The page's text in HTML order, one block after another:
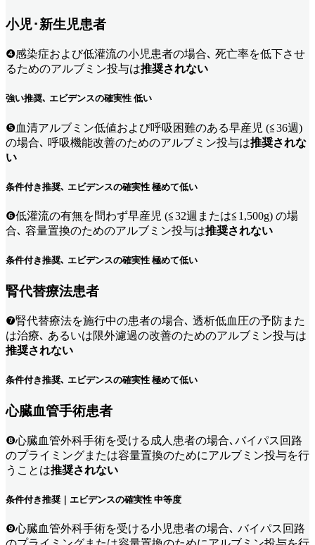
小児･新生児患者
❹感染症および低灌流の小児患者の場合､ 死亡率を低下させ
るためのアルブミン投与は推奨されない
強い推奨､ エビデンスの確実性 低い
❺血清アルブミン低値および呼吸困難のある早産児 (≦36週)
の場合､ 呼吸機能改善のためのアルブミン投与は推奨されな
い
条件付き推奨､ エビデンスの確実性 極めて低い
❻低灌流の有無を問わず早産児 (≦32週または≦1,500g) の場
合､ 容量置換のためのアルブミン投与は推奨されない
条件付き推奨､ エビデンスの確実性 極めて低い
腎代替療法患者
❼腎代替療法を施行中の患者の場合､ 透析低血圧の予防また
は治療､ あるいは限外濾過の改善のためのアルブミン投与は
推奨されない
条件付き推奨､ エビデンスの確実性 極めて低い
心臓血管手術患者
❽心臓血管外科手術を受ける成人患者の場合､バイパス回路
のプライミングまたは容量置換のためにアルブミン投与を行
うことは推奨されない
条件付き推奨｜エビデンスの確実性 中等度
❾心臓血管外科手術を受ける小児患者の場合､ バイパス回路